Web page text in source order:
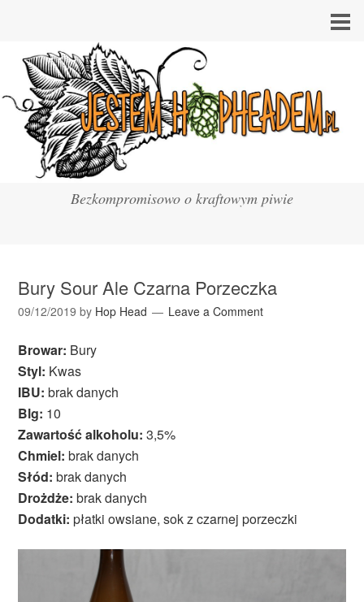
Bezkompromisowo o kraftowym piwie
Bury Sour Ale Czarna Porzeczka
09/12/2019 by Hop Head Leave a Comment
Browar: Bury
Styl: Kwas
IBU: brak danych
Blg: 10
Zawartość alkoholu: 3,5%
Chmiel: brak danych
Słód: brak danych
Drożdże: brak danych
Dodatki: płatki owsiane, sok z czarnej porzeczki